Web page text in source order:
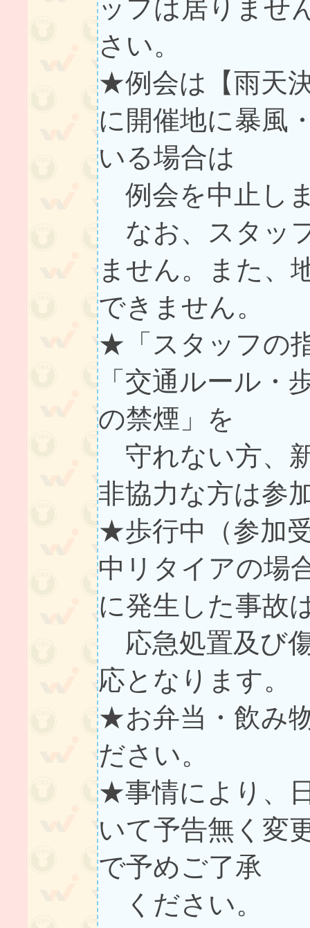
さい。
★例会は【雨天
に開催地に暴風
いる場合は
例会を中止し
なお、スタッ
ません。また、
できません。
★「スタッフの
「交通ルール・
の禁煙」を
守れない方、
非協力な方は参
★歩行中（参加
中リタイアの場
に発生した事故
応急処置及び
応となります
★お弁当・飲み
ださい。
★事情により、
いて予告無く変
で予めご了承
ください。